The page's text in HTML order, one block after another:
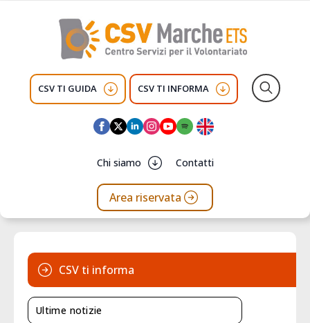
CSV TI GUIDA CSV TI INFORMA
Chi siamo Contatti
Area riservata
CSV ti informa
Ultime notizie